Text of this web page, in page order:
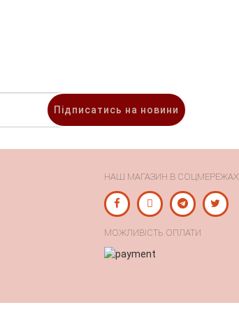
Підписатись на новини
НАШ МАГАЗИН В СОЦМЕРЕЖАХ
МОЖЛИВІСТЬ ОПЛАТИ